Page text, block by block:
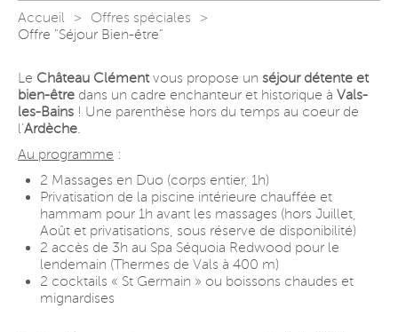
Accueil
Offres spéciales
Offre "Séjour Bien-être"
Le Château Clémentvous propose un séjour détente et
bien-être dans un cadre enchanteur et historique à Vals-
les-Bains ! Une parenthèse hors du temps au coeur de
l’Ardèche.
Au programme :
2 Massages en Duo (corps entier, 1h)
Privatisation de la piscine intérieure chauffée et
hammam pour 1h avant les massages (hors Juillet,
Août et privatisations, sous réserve de disponibilité)
2 accès de 3h au Spa Séquoia Redwood pour le
lendemain (Thermes de Vals à 400 m)
2 cocktails « St Germain » ou boissons chaudes et
mignardises